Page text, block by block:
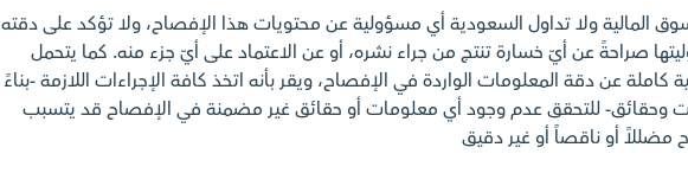
المالية ولا تداول السعودية أي مسؤولية عن محتويات هذا الإفصاح، ولا تؤكد على دقته
صراحةً عن أيّ خسارة تنتج من جراء نشره، أو عن الاعتماد على أيّ جزء منه. كما يتحمل
كاملة عن دقة المعلومات الواردة في الإفصاح، ويقر بأنه اتخذ كافة الإجراءات اللازمة -بناءً
وحقائق- للتحقق عدم وجود أي معلومات أو حقائق غير مضمنة في الإفصاح قد يتسبب
مضللاً أو ناقصاً أو غير دقيق